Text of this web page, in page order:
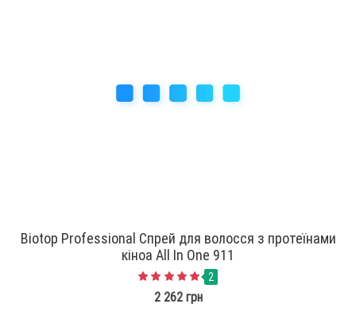
Biotop Professional Спрей для волосся з протеїнами
кіноа All In One 911
2
2 262 грн